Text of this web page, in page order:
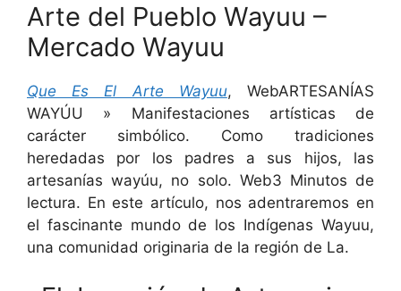
Arte del Pueblo Wayuu –
Mercado Wayuu
Que Es El Arte Wayuu, WebARTESANÍAS
WAYÚU » Manifestaciones artísticas de
carácter simbólico. Como tradiciones
heredadas por los padres a sus hijos, las
artesanías wayúu, no solo. Web3 Minutos de
lectura. En este artículo, nos adentraremos en
el fascinante mundo de los Indígenas Wayuu,
una comunidad originaria de la región de La.